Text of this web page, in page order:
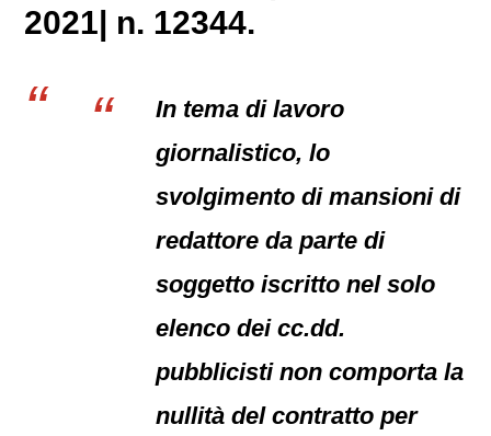
2021| n. 12344.
In tema di lavoro
giornalistico, lo
svolgimento di mansioni di
redattore da parte di
soggetto iscritto nel solo
elenco dei cc.dd.
pubblicisti non comporta la
nullità del contratto per